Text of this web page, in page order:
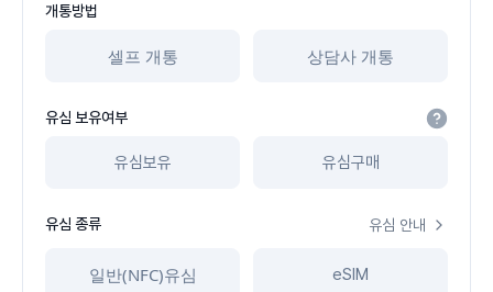
개통방법
셀프 개통 상담사 개통
유심 보유여부
유심보유 유심구매
유심 종류 유심 안내
일반(NFC)유심 eSIM